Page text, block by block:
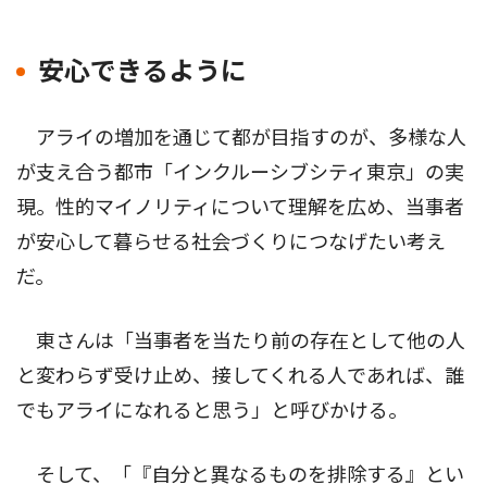
安心できるように
アライの増加を通じて都が目指すのが、多様な人
が支え合う都市「インクルーシブシティ東京」の実
現。性的マイノリティについて理解を広め、当事者
が安心して暮らせる社会づくりにつなげたい考え
だ。
東さんは「当事者を当たり前の存在として他の人
と変わらず受け止め、接してくれる人であれば、誰
でもアライになれると思う」と呼びかける。
そして、「『自分と異なるものを排除する』とい